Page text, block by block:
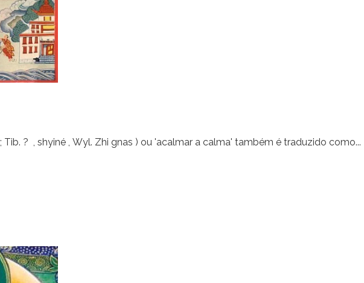
Tib. ? , shyiné , Wyl. Zhi gnas ) ou 'acalmar a calma' também é traduzido como...